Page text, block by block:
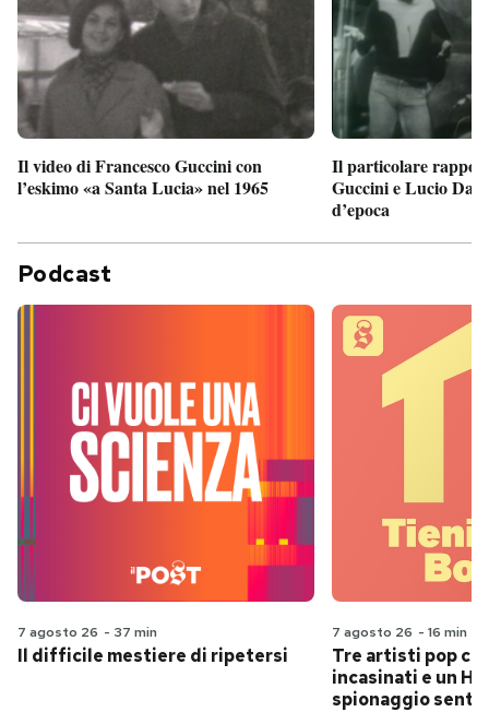
Il video di Francesco Guccini con
l’eskimo «a Santa Lucia» nel 1965
Il particolare
Guccini e Lucio
d’epoca
Podcast
7 agosto 26 - 37 min
Il difficile mestiere di ripetersi
7 agosto 26 - 16 min
Tre artisti pop
incasinati e un
spionaggio